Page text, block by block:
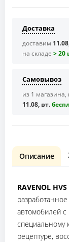
Доставка
доставим
на складе > 20
Самовывоз
из 1
11.08, вт.
Описание
RAVENOL
автомобилей
специальному
рецептуре,